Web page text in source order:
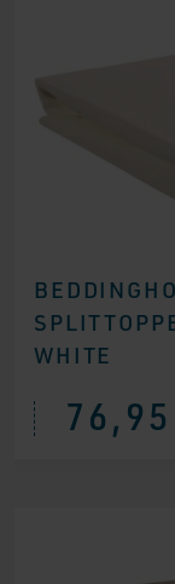
WHITE
76,95